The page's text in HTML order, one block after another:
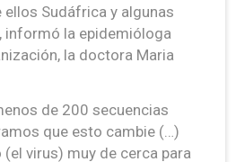
ellos Sudáfrica y algunas
informó la epidemióloga
la doctora Maria
de 200 secuencias
que esto cambie (…)
virus) muy de cerca para